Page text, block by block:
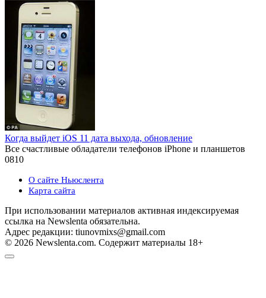
Когда выйдет iOS 11 дата выхода, обновление
Все счастливые обладатели телефонов iPhone и планшетов
0810
О сайте Ньюслента
Карта сайта
При использовании материалов активная индексируемая
ссылка на Newslenta обязательна.
Адрес редакции: tiunovmixs@gmail.com
© 2026 Newslenta.com. Содержит материалы 18+